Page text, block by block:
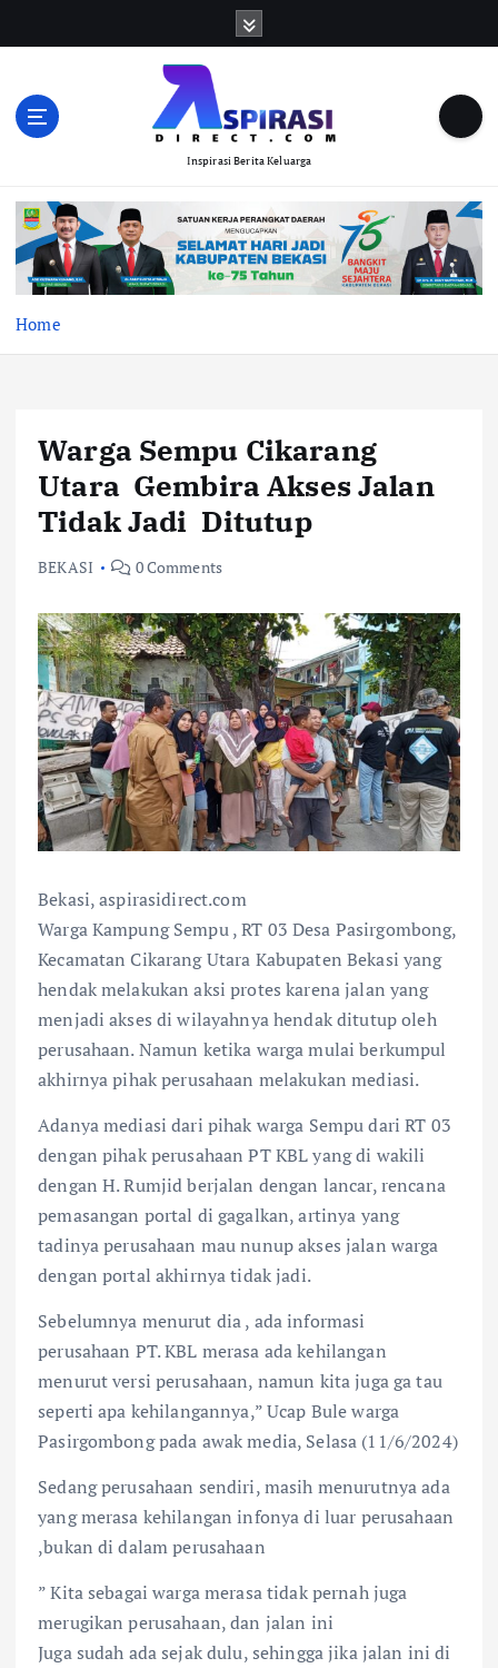
Inspirasi Berita Keluarga
Home
Warga Sempu Cikarang
Utara Gembira Akses Jalan
Tidak Jadi Ditutup
BEKASI 0 Comments
Bekasi, aspirasidirect.com
Warga Kampung Sempu , RT 03 Desa Pasirgombong,
Kecamatan Cikarang Utara Kabupaten Bekasi yang
hendak melakukan aksi protes karena jalan yang
menjadi akses di wilayahnya hendak ditutup oleh
perusahaan. Namun ketika warga mulai berkumpul
akhirnya pihak perusahaan melakukan mediasi.
Adanya mediasi dari pihak warga Sempu dari RT 03
dengan pihak perusahaan PT KBL yang di wakili
dengan H. Rumjid berjalan dengan lancar, rencana
pemasangan portal di gagalkan, artinya yang
tadinya perusahaan mau nunup akses jalan warga
dengan portal akhirnya tidak jadi.
Sebelumnya menurut dia , ada informasi
perusahaan PT. KBL merasa ada kehilangan
menurut versi perusahaan, namun kita juga ga tau
seperti apa kehilangannya,” Ucap Bule warga
Pasirgombong pada awak media, Selasa (11/6/2024)
Sedang perusahaan sendiri, masih menurutnya ada
yang merasa kehilangan infonya di luar perusahaan
,bukan di dalam perusahaan
” Kita sebagai warga merasa tidak pernah juga
merugikan perusahaan, dan jalan ini
Juga sudah ada sejak dulu, sehingga jika jalan ini di